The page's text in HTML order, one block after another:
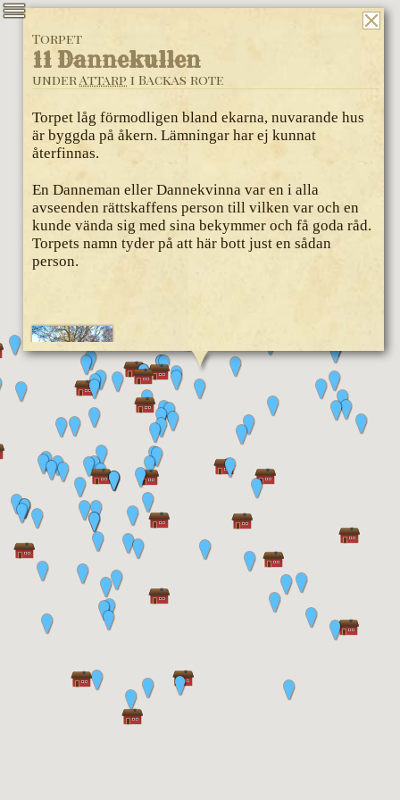
Torpet
11 Dannekullen
underAttarp i Backas rote
Torpet låg förmodligen bland ekarna, nuvarande hus
är byggda på åkern. Lämningar har ej kunnat
återfinnas.
En Danneman eller Dannekvinna var en i alla
avseenden rättskaffens person till vilken var och en
kunde vända sig med sina bekymmer och få goda råd.
Torpets namn tyder på att här bott just en sådan
person.
GPS-koordinater: 57.851781, 14.120936
https://torp.hembygdbankeryd.se/_/backa-
by/attarp/dannekullen/